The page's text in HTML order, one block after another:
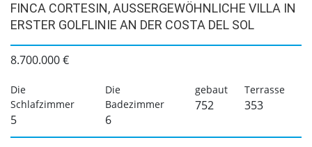
FINCA CORTESIN, AUSSERGEWÖHNLICHE VILLA IN E
RSTER GOLFLINIE AN DER COSTA DEL SOL
8.700.000 €
Die
Schlafzimmer
5
Die
Badezimmer
6
gebaut
752
Terrasse
353